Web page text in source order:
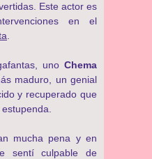
Este actor es
en el
uno Chema
maduro, un genial
y recuperado que
mucha pena y en
sentí culpable de